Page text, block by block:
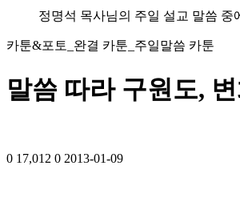
정명석 목사님의 주일 설교 말씀
카툰&포토_완결 카툰_주일말씀 카툰
말씀 따라 구원도,
0 17,012 0 2013-01-09